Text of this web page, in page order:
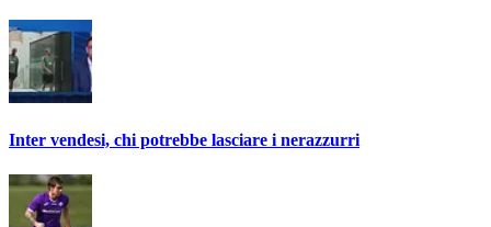
Inter vendesi, chi potrebbe lasciare i nerazzurri